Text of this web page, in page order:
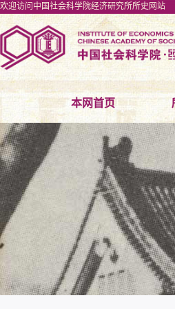
欢迎访问中国社会科学院经济研究所所史网站
本网首页